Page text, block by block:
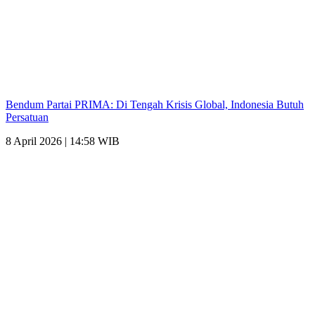
Bendum Partai PRIMA: Di Tengah Krisis Global, Indonesia Butuh
Persatuan
8 April 2026 | 14:58 WIB